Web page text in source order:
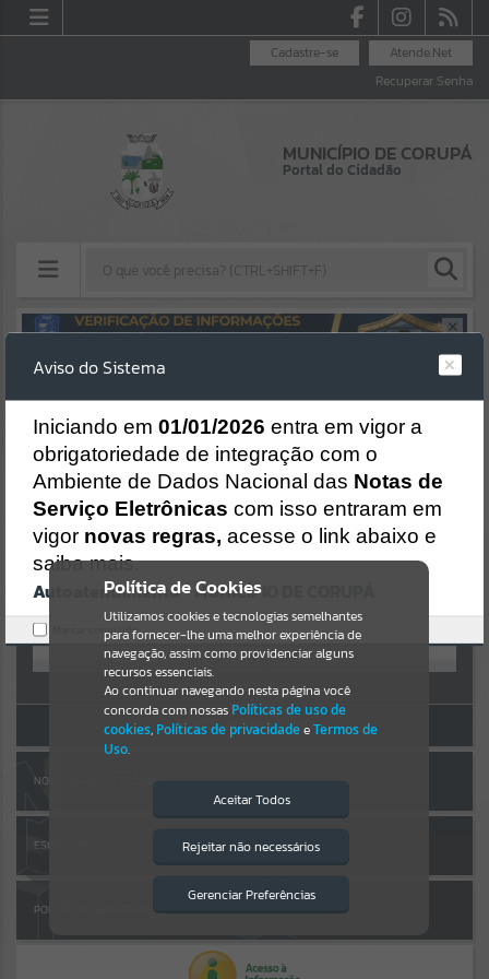
Atende.Net
Cadastre-se
Recuperar Senha
MUNICÍPIO DE CORUPÁ
Portal do Cidadão
Resultados para""
Portais
Por favor, aguarde...
NOTÍCIAS
Por favor, aguarde...
Por favor, aguarde...
SERVIÇOS
PÁGINAS
AUTOATENDIMENTO
OU
Cadastre-se|Recuperar Senha
ACESSAR SEM LOGIN
NOTA FISCAL ELETRÔNICA
ESCRITA FISCAL
PORTAL DA TRANSPARÊNCIA
Política de Cookies
Utilizamos cookies e tecnologias semelhantes
para fornecer-lhe uma melhor experiência de
navegação, assim como providenciar alguns
recursos essenciais.
Ao continuar navegando nesta página você
concorda com nossas Políticas de uso de
cookies, Políticas de privacidadeeTermos de
Uso.
Aceitar Todos
Rejeitar não necessários
Gerenciar Preferências
Isto significa que diversos recursos
providenciados poderão não estar
Aviso do Sistema
Iniciando em 01/01/2026 entra em vigor a
obrigatoriedade de integração com o
Ambiente de Dados Nacional das Notas de
Serviço Eletrônicas com isso entraram em
vigor novas regras, acesse o link abaixo e
saiba mais.
Autoatendimento - MUNICÍPIO DE CORUPÁ
Marcar como lido.
Erro
Gerenciamento do Sistema
CÓDIGO DA MENSAGEM:
Ocorreu um erro de script:
Uncaught SyntaxError: Unexpected token '('
https://corupa.atende.net/cidadao/pagina/static/bundle/wpo_index
_2_base_l2_portal_editores_sync_dd63a725aa1a3e42e62571aa199b6
7e2.js?v=816ac05d:47
Verificar Mais Detalhes